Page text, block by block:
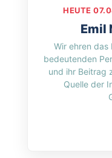
n
w
i
r
r
n
f
u
n
&
O
n
l
M
y
h
o
s
HEUTE
Emil
Wir ehren das
bedeutenden
und ihr Beitrag
Quelle der